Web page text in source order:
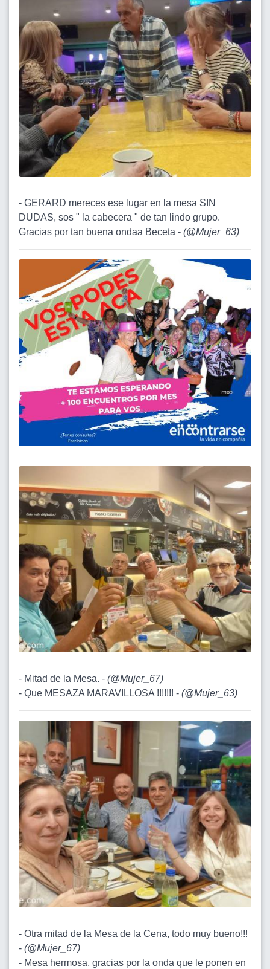
- GERARD mereces ese lugar en la mesa SIN
DUDAS, sos " la cabecera " de tan lindo grupo.
Gracias por tan buena ondaa Beceta - (@Mujer_63)
- Mitad de la Mesa. - (@Mujer_67)
- Que MESAZA MARAVILLOSA !!!!!!! - (@Mujer_63)
- Otra mitad de la Mesa de la Cena, todo muy bueno!!!
- (@Mujer_67)
- Mesa hermosa, gracias por la onda que le ponen en